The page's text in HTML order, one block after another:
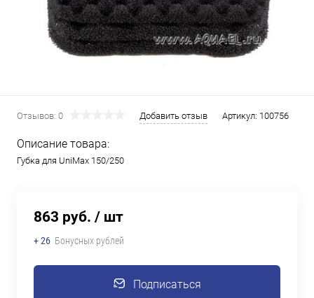
Отзывов: 0 Добавить отзыв Артикул: 100756
Описание товара:
Губка для UniMax 150/250
863 руб. / шт
+ 26 Бонусных рублей
Подписаться